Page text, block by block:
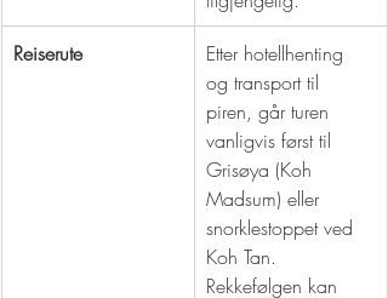
Reiserute
Etter hotellhenting
og transport til
piren, går turen
vanligvis først til
Grisøya (Koh
Madsum) eller
snorklestoppet ved
Koh Tan.
Rekkefølgen kan